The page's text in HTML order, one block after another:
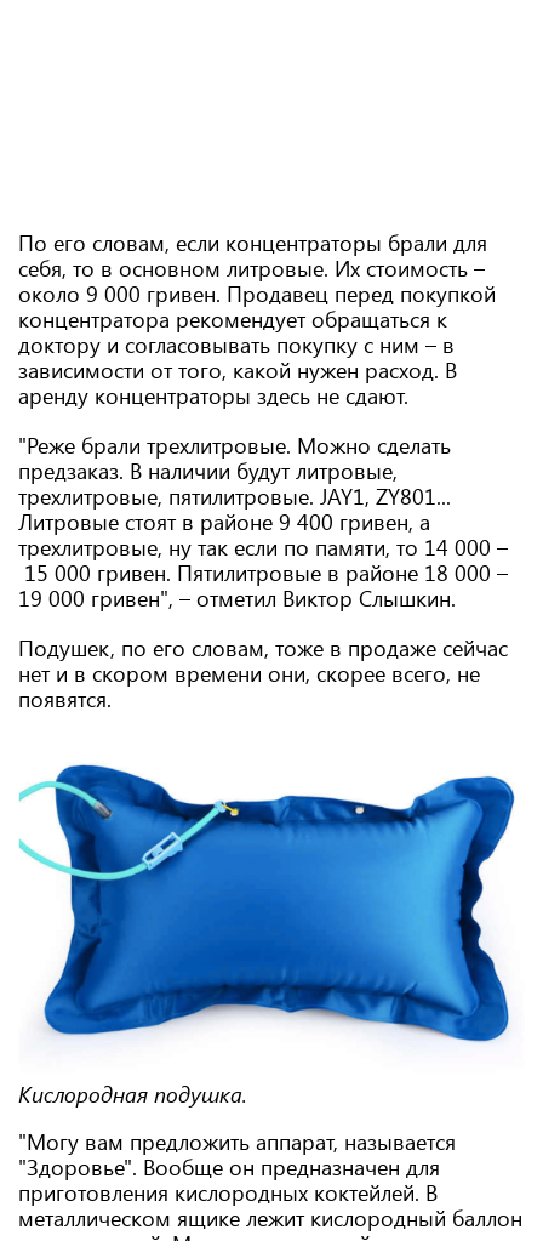
По его словам, если концентраторы брали для
себя, то в основном литровые. Их стоимость –
около 9 000 гривен. Продавец перед покупкой
концентратора рекомендует обращаться к
доктору и согласовывать покупку с ним – в
зависимости от того, какой нужен расход. В
аренду концентраторы здесь не сдают.
"Реже брали трехлитровые. Можно сделать
предзаказ. В наличии будут литровые,
трехлитровые, пятилитровые. JAY1, ZY801...
Литровые стоят в районе 9 400 гривен, а
трехлитровые, ну так если по памяти, то 14 000 –
15 000 гривен. Пятилитровые в районе 18 000 –
19 000 гривен", – отметил Виктор Слышкин.
Подушек, по его словам, тоже в продаже сейчас
нет и в скором времени они, скорее всего, не
появятся.
Кислородная подушка.
"Могу вам предложить аппарат, называется
"Здоровье". Вообще он предназначен для
приготовления кислородных коктейлей. В
металлическом ящике лежит кислородный баллон